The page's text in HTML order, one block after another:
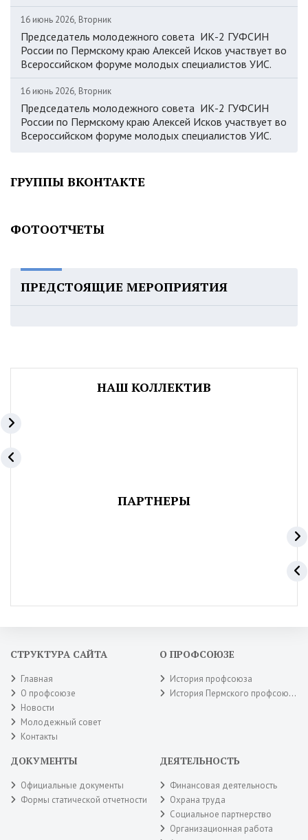
16 июнь 2026, Вторник
Председатель молодежного совета ИК-2 ГУФСИН
России по Пермскому краю Алексей Исков участвует во
Всероссийском форуме молодых специалистов УИС.
16 июнь 2026, Вторник
Председатель молодежного совета ИК-2 ГУФСИН
России по Пермскому краю Алексей Исков участвует во
Всероссийском форуме молодых специалистов УИС.
ГРУППЫ ВКОНТАКТЕ
ФОТООТЧЕТЫ
ПРЕДСТОЯЩИЕ МЕРОПРИЯТИЯ
НАШ КОЛЛЕКТИВ
ПАРТНЕРЫ
СТРУКТУРА САЙТА
Главная
О профсоюзе
Новости
Молодежный совет
Контакты
О ПРОФСОЮЗЕ
История профсоюза
История Пермского профсоюза
ДОКУМЕНТЫ
Официальные документы
Формы статической отчетности
ДЕЯТЕЛЬНОСТЬ
Финансовая деятельность
Охрана труда
Социальное партнерство
Организационная работа